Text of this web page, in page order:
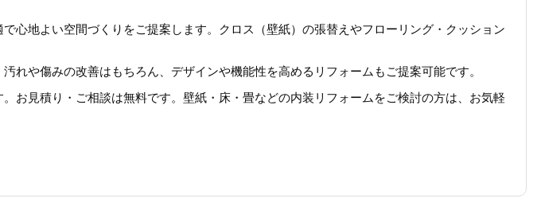
心地よい空間づくりをご提案します。クロス（壁紙）の張替えやフローリング・クッション
や傷みの改善はもちろん、デザインや機能性を高めるリフォームもご提案可能です。
お見積り・ご相談は無料です。壁紙・床・畳などの内装リフォームをご検討の方は、お気軽